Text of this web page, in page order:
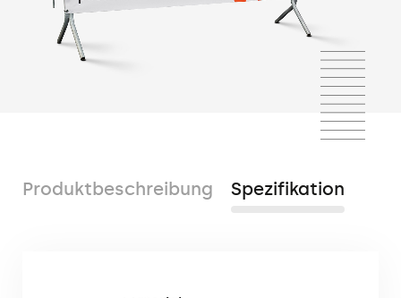
Produktbeschreibung Spezifikation